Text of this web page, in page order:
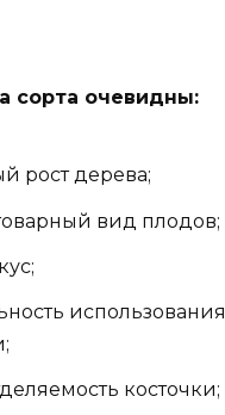
сорта очевидны:
рост дерева;
вид плодов;
использования
косточки;